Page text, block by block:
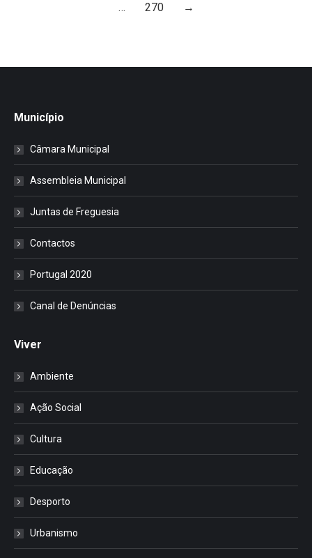
…
270 →
Município
Câmara Municipal
Assembleia Municipal
Juntas de Freguesia
Contactos
Portugal 2020
Canal de Denúncias
Viver
Ambiente
Ação Social
Cultura
Educação
Desporto
Urbanismo